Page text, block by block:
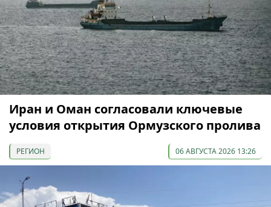
Иран и Оман согласовали ключевые
условия открытия Ормузского пролива
РЕГИОН 06 АВГУСТА 2026 13:26